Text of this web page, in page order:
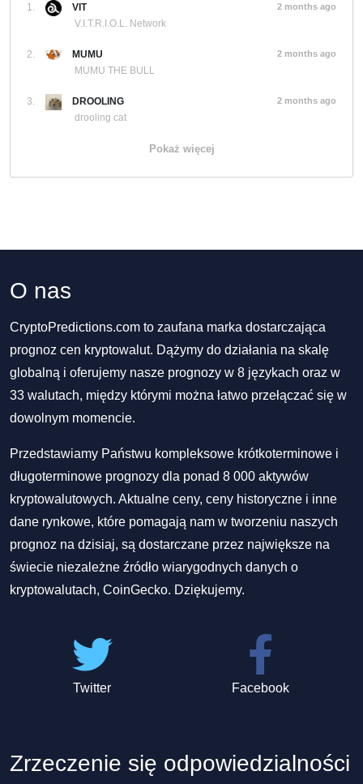
1.
VIT
V.I.T.R.I.O.L. Network
2 months ago
2.
MUMU
MUMU THE BULL
2 months ago
3.
DROOLING
drooling cat
2 months ago
Pokaż więcej
O nas
CryptoPredictions.com to zaufana marka dostarczająca
prognoz cen kryptowalut. Dążymy do działania na skalę
globalną i oferujemy nasze prognozy w 8 językach oraz w
33 walutach, między którymi można łatwo przełączać się w
dowolnym momencie.
Przedstawiamy Państwu kompleksowe krótkoterminowe i
długoterminowe prognozy dla ponad 8 000 aktywów
kryptowalutowych. Aktualne ceny, ceny historyczne i inne
dane rynkowe, które pomagają nam w tworzeniu naszych
prognoz na dzisiaj, są dostarczane przez największe na
świecie niezależne źródło wiarygodnych danych o
kryptowalutach, CoinGecko. Dziękujemy.
Twitter Facebook
Zrzeczenie się odpowiedzialności